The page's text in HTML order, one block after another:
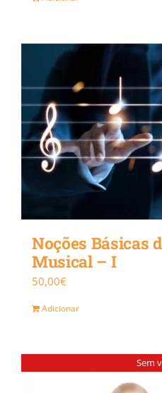
Noções Básicas
Musical – I
50,00€
Adicionar
Sem